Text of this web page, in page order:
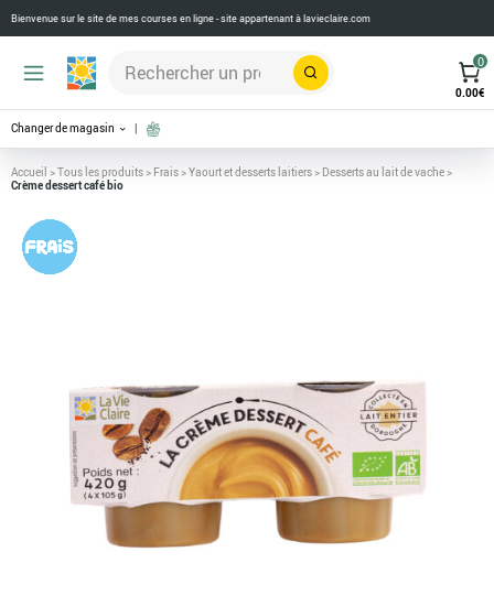
Bienvenue sur le site de mes courses en ligne - site appartenant àlavieclaire.com
Rechercher
0
0.00€
Changer de magasin
Accueil >Tous les produits> Frais>Yaourt et desserts laitiers> Desserts au lait de vache>
Crème dessert café bio